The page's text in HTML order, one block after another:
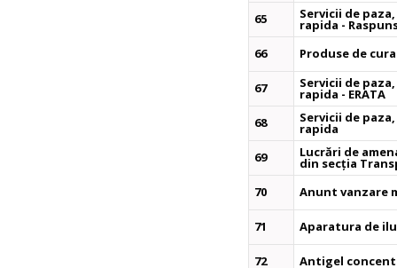
65
Servicii de
rapida - Raspuns
66
Produse de
67 Servicii de
rapida - ERATA
68
Servicii de
rapida
69
Lucrări de
din secția
70
Anunt vanzare
71 Aparatura de
72 Antigel